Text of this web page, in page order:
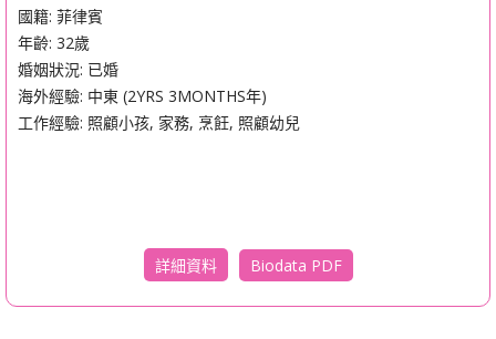
國籍: 菲律賓
年齡: 32歲
婚姻狀況: 已婚
海外經驗: 中東 (2YRS 3MONTHS年)
工作經驗: 照顧小孩, 家務, 烹飪, 照顧幼兒
詳細資料 Biodata PDF